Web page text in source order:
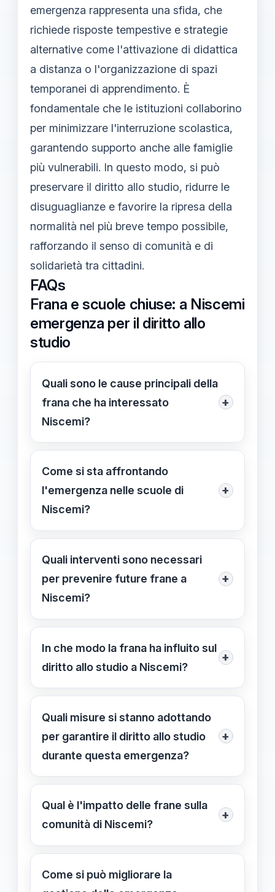
emergenza rappresenta una sfida, che
richiede risposte tempestive e strategie
alternative come l'attivazione di didattica
a distanza o l'organizzazione di spazi
temporanei di apprendimento. È
fondamentale che le istituzioni collaborino
per minimizzare l'interruzione scolastica,
garantendo supporto anche alle famiglie
più vulnerabili. In questo modo, si può
preservare il diritto allo studio, ridurre le
disuguaglianze e favorire la ripresa della
normalità nel più breve tempo possibile,
rafforzando il senso di comunità e di
solidarietà tra cittadini.
FAQs
Frana e scuole chiuse: a Niscemi
emergenza per il diritto allo
studio
Quali sono le cause principali della
frana che ha interessato
Niscemi?
+
Le cause principali sono fattori
geologici fragili e piogge abbondanti,
che hanno indebolito il terreno e
provocato le frane, aggravate dalla
Come si sta affrontando
l'emergenza nelle scuole di
Niscemi?
+
Attualmente, molte scuole sono
chiuse temporaneamente; si
promuovono programmi di
sensibilizzazione e formazione sulla
per tutelare studenti e personale.
Quali interventi sono necessari
per prevenire future frane a
Niscemi?
+
Sono necessari interventi di
consolidamento, monitoraggio
continuo del territorio e gestione
rischio di nuove frane e garantire la
sicurezza scolastica.
In che modo la frana ha influito sul
diritto allo studio a Niscemi?
+
Le scuole inagibili hanno portato alla
chiusura temporanea o definitiva
delle strutture, interrompendo le
attività scolastiche e creando disagi e
Quali misure si stanno adottando
per garantire il diritto allo studio
durante questa emergenza?
+
Si stanno attivando soluzioni come
didattica a distanza, spazi temporanei
e programmi di supporto per
nelle condizioni di sicurezza.
Qual è l'impatto delle frane sulla
comunità di Niscemi?
+
Le frane causano disagi sociali e
educativi, aumentando le
vulnerabilità, e mettono in
Come si può migliorare la